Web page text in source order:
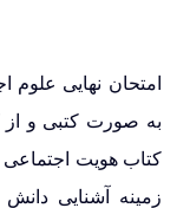
امتحان نهایی
زمینه آشنایی